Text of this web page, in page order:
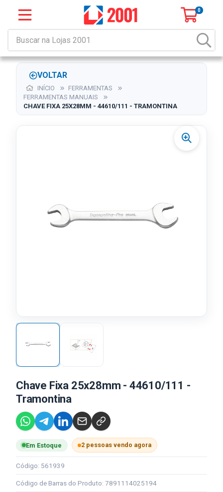
0
VOLTAR
INÍCIO
FERRAMENTAS
FERRAMENTAS MANUAIS
CHAVE FIXA 25X28MM - 44610/111 - TRAMONTINA
Chave Fixa 25x28mm - 44610/111 -
Tramontina
Em Estoque 2 pessoas vendo agora
Código: 561939
Código de Barras do Produto: 7891114025194